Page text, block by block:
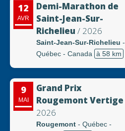
12
AVR
Demi-Marathon de
Saint-Jean-Sur-
Richelieu / 2026
Saint-Jean-Sur-Richelieu -
Québec - Canada à 58 km
9
MAI
Grand Prix
Rougemont Vertige
2026
Rougemont - Québec -